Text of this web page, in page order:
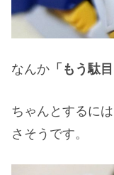
なんか 「もう駄
ちゃんとするに
さそうです。